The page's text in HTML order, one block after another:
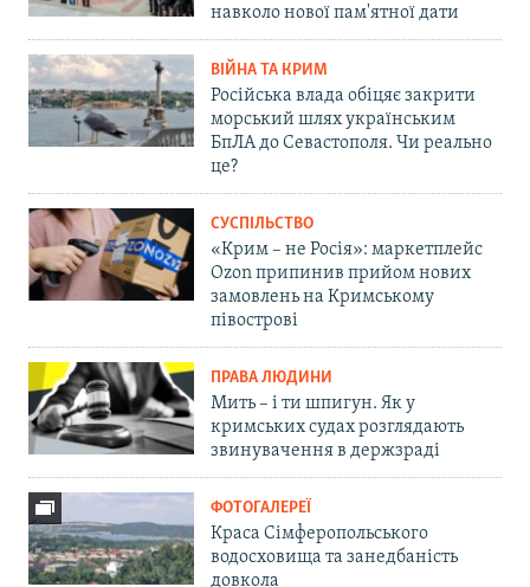
навколо нової пам'ятної дати
ВІЙНА ТА КРИМ
Російська влада обіцяє закрити
морський шлях українським
БпЛА до Севастополя. Чи реально
це?
СУСПІЛЬСТВО
«Крим – не Росія»: маркетплейс
Ozon припинив прийом нових
замовлень на Кримському
півострові
ПРАВА ЛЮДИНИ
Мить – і ти шпигун. Як у
кримських судах розглядають
звинувачення в держзраді
ФОТОГАЛЕРЕЇ
Краса Сімферопольського
водосховища та занедбаність
довкола